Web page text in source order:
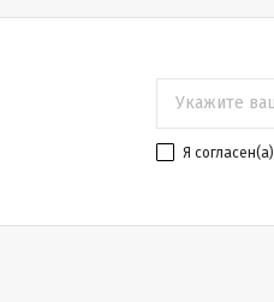
Я